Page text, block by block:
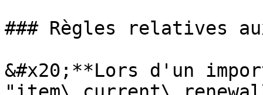
### Règles relatives
&#x20;**Lors d'un